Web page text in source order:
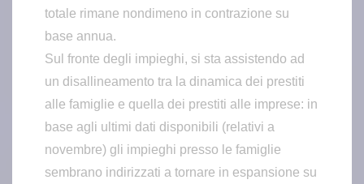
totale rimane nondimeno in contrazione su
base annua.
Sul fronte degli impieghi, si sta assistendo ad
un disallineamento tra la dinamica dei prestiti
alle famiglie e quella dei prestiti alle imprese: in
base agli ultimi dati disponibili (relativi a
novembre) gli impieghi presso le famiglie
sembrano indirizzati a tornare in espansione su